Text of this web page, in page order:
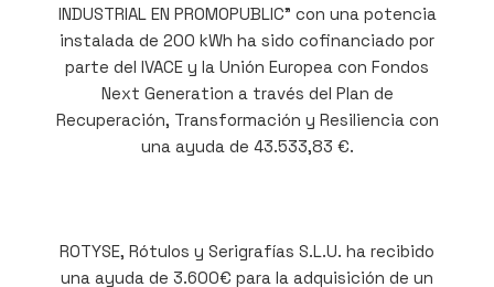
INDUSTRIAL EN PROMOPUBLIC” con una potencia
instalada de 200 kWh ha sido cofinanciado por
parte del IVACE y la Unión Europea con Fondos
Next Generation a través del Plan de
Recuperación, Transformación y Resiliencia con
una ayuda de 43.533,83 €.
ROTYSE, Rótulos y Serigrafías S.L.U. ha recibido
una ayuda de 3.600€ para la adquisición de un